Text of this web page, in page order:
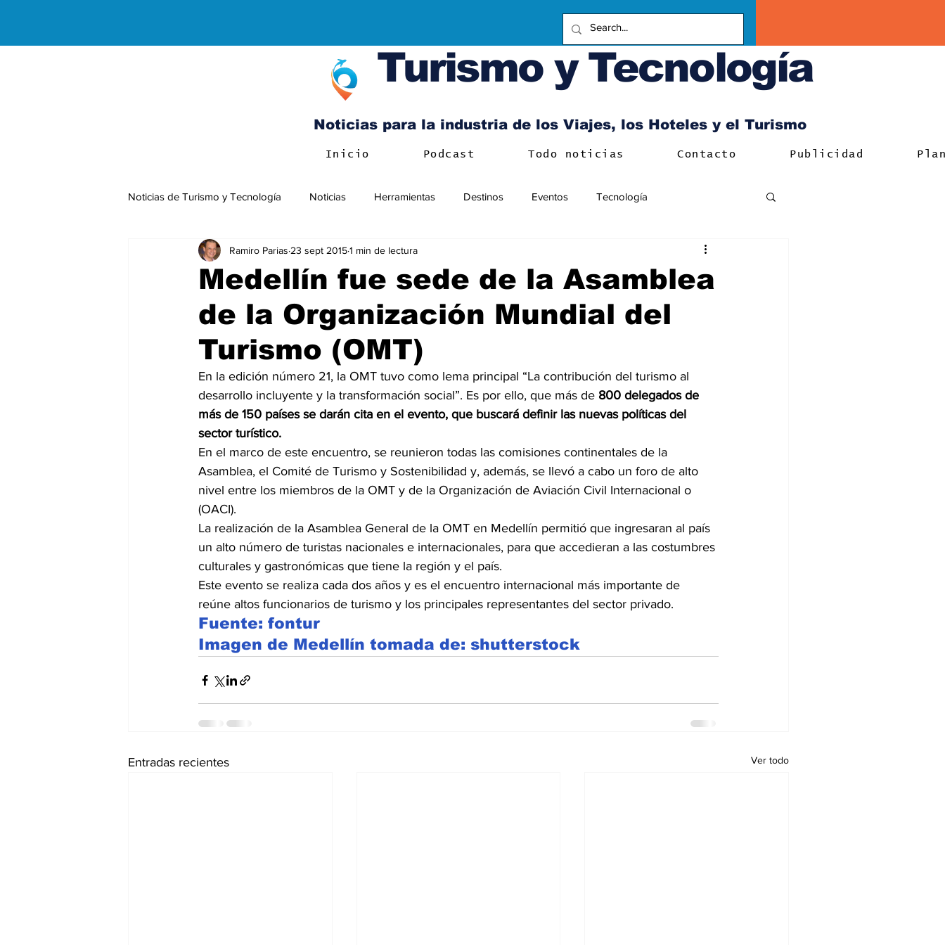
Turismo y Tecnología
Noticias para la industria de los Viajes, los Hoteles y el Turismo
Inicio Podcast Todo noticias Contacto Publicidad
Noticias de Turismo y Tecnología Noticias Herramientas Destinos Eventos Tecnología
Negocios Internacionales
Medellín fue sede de la Asamblea
de la Organización Mundial del
Turismo (OMT)
Ramiro Parias 23 sept 20151 min de lectura
En la edición número 21, la OMT tuvo como lema principal “La contribución del turismo al
desarrollo incluyente y la transformación social”. Es por ello, que más de 800 delegados de
más de 150 países se darán cita en el evento, que buscará definir las nuevas políticas del
sector turístico.
En el marco de este encuentro, se reunieron todas las comisiones continentales de la
Asamblea, el Comité de Turismo y Sostenibilidad y, además, se llevó a cabo un foro de alto
nivel entre los miembros de la OMT y de la Organización de Aviación Civil Internacional o
(OACI).
La realización de la Asamblea General de la OMT en Medellín permitió que ingresaran al país
un alto número de turistas nacionales e internacionales, para que accedieran a las costumbres
culturales y gastronómicas que tiene la región y el país.
Este evento se realiza cada dos años y es el encuentro internacional más importante de
reúne altos funcionarios de turismo y los principales representantes del sector privado.
Fuente: fontur
Imagen de Medellín tomada de: shutterstock
Entradas recientes Ver todo